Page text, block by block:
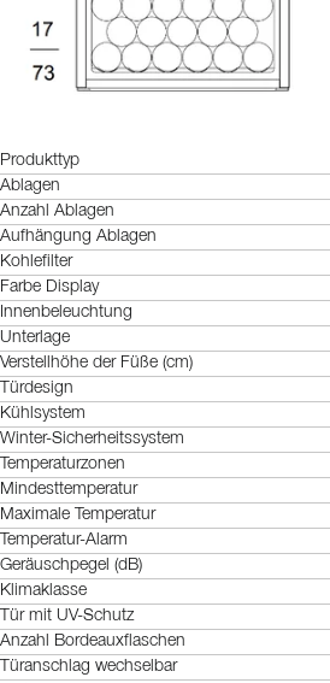
Produkttyp
Ablagen
Anzahl Ablagen
Aufhängung Ablagen
Kohlefilter
Farbe Display
Innenbeleuchtung
Unterlage
Verstellhöhe der Füße (cm)
Türdesign
Kühlsystem
Winter-Sicherheitssystem
Temperaturzonen
Mindesttemperatur
Maximale Temperatur
Temperatur-Alarm
Geräuschpegel (dB)
Klimaklasse
Tür mit UV-Schutz
Anzahl Bordeauxflaschen
Türanschlag wechselbar